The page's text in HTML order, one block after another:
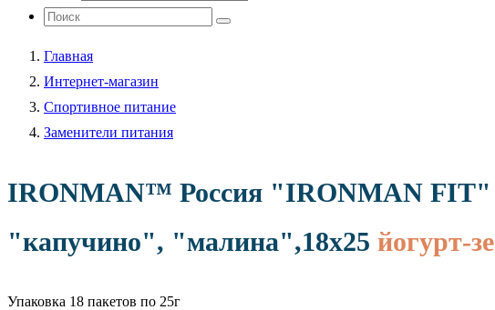
Главная
Интернет-магазин
Спортивное питание
Заменители питания
IRONMAN™ Россия "IRONMAN FIT"
"капучино", "малина",18x25 йогурт-
Упаковка 18 пакетов по 25г